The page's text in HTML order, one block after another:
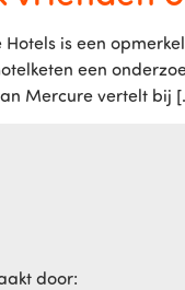
is een
een
Mercure vertelt bij
door: